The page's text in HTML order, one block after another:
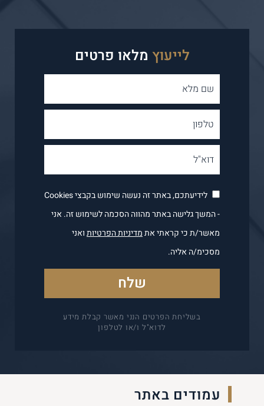
לייעוץ מלאו פרטים
לידיעתכם, באתר זה נעשה שימוש בקבצי Cookies
- המשך גלישה באתר מהווה הסכמה לשימוש זה. אני
מאשר/ת כי קראתי אתמדיניות הפרטיותואני
מסכימ/ה אליה.
בשליחת הפרטים הנני מאשר קבלת מידע
לדוא"ל ו/או לטלפון
עמודים באתר